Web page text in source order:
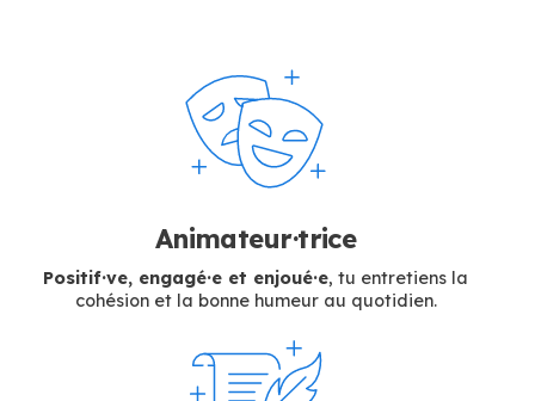
Animateur·trice
Positif·ve, engagé·e et enjoué·e, tu entretiens la
cohésion et la bonne humeur au quotidien.